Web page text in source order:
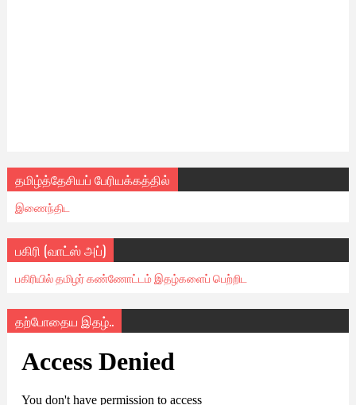
தமிழ்த்தேசியப் பேரியக்கத்தில்
இணைந்திட
பகிரி (வாட்ஸ் அப்)
பகிரியில் தமிழர் கண்ணோட்டம் இதழ்களைப் பெற்றிட
தற்போதைய இதழ்..